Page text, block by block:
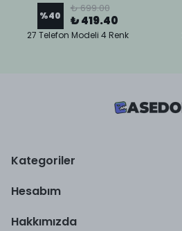
%40
₺ 699.00
₺ 419.40
27 Telefon Modeli 4 Renk
Kategoriler
Hesabım
Hakkımızda